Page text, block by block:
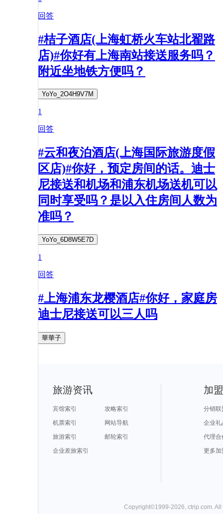
回答
#桔子酒店(上海虹桥火车站北翟路
店)#你好有上海南站接送服务吗？
附近坐地铁方便吗？
YoYo_2O4H9V7M
1
回答
#云和夜泊酒店(上海国际旅游度假
区店)#你好，预定房间的话。迪士
尼接送和机场和浦东机场送机可以
同时享受吗？是以入住房间人数为
准吗？
YoYo_6D8W5E7D
1
回答
#上海浦东龙樱酒店#你好，家庭房
迪士尼接送可以三人吗
華華子
旅游资讯
宾馆索引
攻略索引
机票索引
网站导航
旅游索引
邮轮索引
企业差旅索引
加
分销联
企业礼
代理合
更多加
Copyright©1999-2026, ctrip.com.